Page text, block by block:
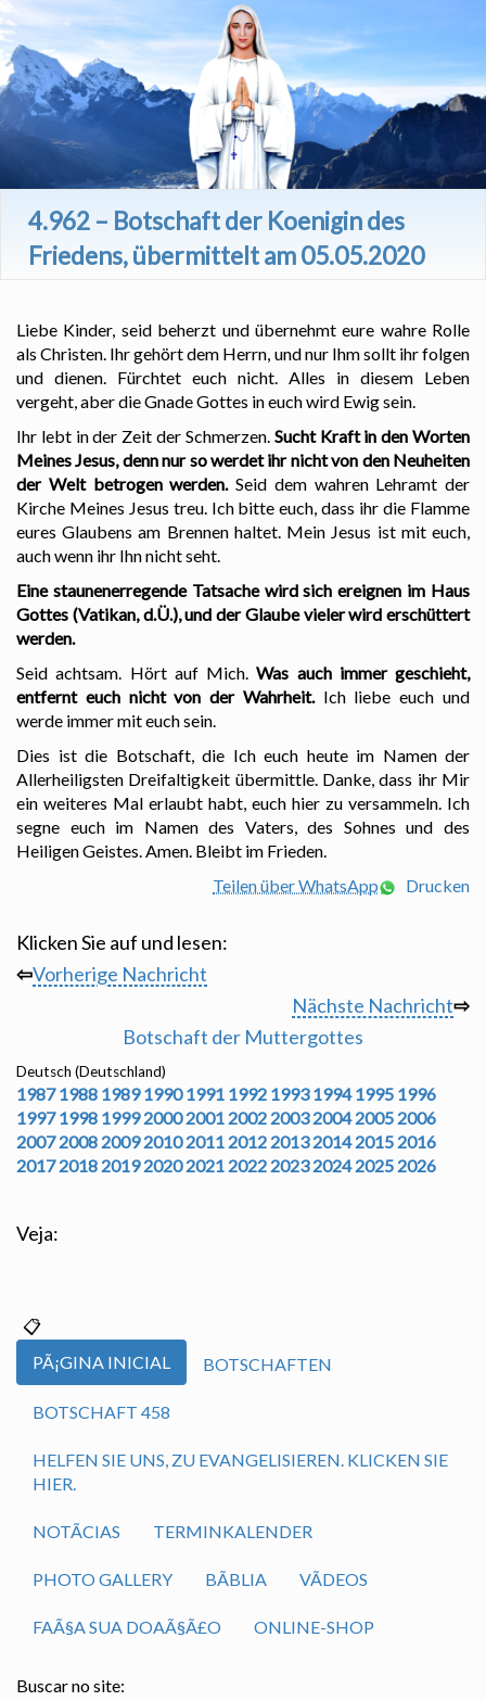
4.962 – Botschaft der Koenigin des
Friedens, übermittelt am 05.05.2020
Liebe Kinder, seid beherzt und übernehmt eure wahre Rolle
als Christen. Ihr gehört dem Herrn, und nur Ihm sollt ihr folgen
und dienen. Fürchtet euch nicht. Alles in diesem Leben
vergeht, aber die Gnade Gottes in euch wird Ewig sein.
Ihr lebt in der Zeit der Schmerzen. Sucht Kraft in den Worten
Meines Jesus, denn nur so werdet ihr nicht von den Neuheiten
der Welt betrogen werden.Seid dem wahren Lehramt der
Kirche Meines Jesus treu. Ich bitte euch, dass ihr die Flamme
eures Glaubens am Brennen haltet. Mein Jesus ist mit euch,
auch wenn ihr Ihn nicht seht.
Eine staunenerregende Tatsache wird sich ereignen im Haus
Gottes (Vatikan, d.Ü.), und der Glaube vieler wird erschüttert
werden.
Seid achtsam. Hört auf Mich.Was auch immer geschieht,
entfernt euch nicht von der Wahrheit. Ich liebe euch und
werde immer mit euch sein.
Dies ist die Botschaft, die Ich euch heute im Namen der
Allerheiligsten Dreifaltigkeit übermittle. Danke, dass ihr Mir
ein weiteres Mal erlaubt habt, euch hier zu versammeln. Ich
segne euch im Namen des Vaters, des Sohnes und des
Heiligen Geistes. Amen. Bleibt im Frieden.
Teilen über WhatsApp
Drucken
Klicken Sie auf und lesen:
⇦Vorherige Nachricht
Nächste Nachricht⇨
Botschaft der Muttergottes
Deutsch (Deutschland)
1987 1988 1989 1990 1991 1992 1993 1994 1995 1996
1997 1998 1999 2000 2001 2002 2003 2004 2005 2006
2007 2008 2009 2010 2011 2012 2013 2014 2015 2016
2017 2018 2019 2020 2021 2022 2023 2024 2025 2026
Veja:
PÃ¡GINA INICIAL BOTSCHAFTEN
BOTSCHAFT 458
HELFEN SIE UNS, ZU EVANGELISIEREN. KLICKEN SIE
HIER.
NOTÃ­CIAS TERMINKALENDER
PHOTO GALLERY BÃ­BLIA VÃ­DEOS
FAÃ§A SUA DOAÃ§Ã£O ONLINE-SHOP
Buscar no site: